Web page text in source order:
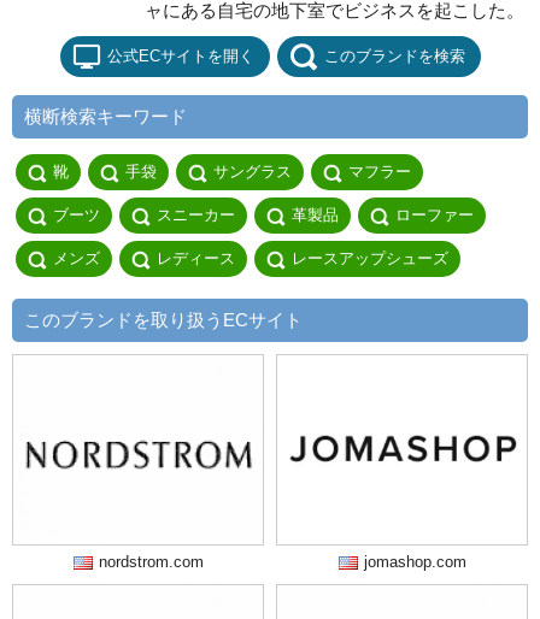
ャにある自宅の地下室でビジネスを起こした。
公式ECサイトを開く このブランドを検索
横断検索キーワード
靴 手袋 サングラス マフラー
ブーツ スニーカー 革製品 ローファー
メンズ レディース レースアップシューズ
このブランドを取り扱うECサイト
nordstrom.com jomashop.com